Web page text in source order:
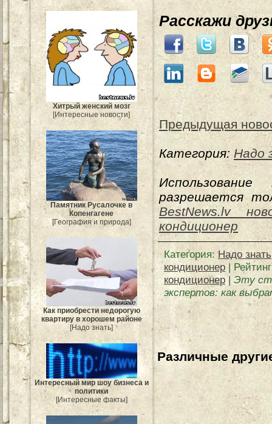
Хитрый женский мозг
[Интересные новости]
Памятник Русалочке в
Копенгагене
[География и природа]
Как приобрести недорогую
квартиру в хорошем районе
[Надо знать]
Интересный мир шоу бизнеса и
политики
[Интересные факты]
Расскажи
Предыдущая
Категория: Надо
разрешается
BestNews.lv
кондиционер
Категория:Надо знать
кондиционер | Рейтинг
кондиционер |Эту
экспертов: как
Различные